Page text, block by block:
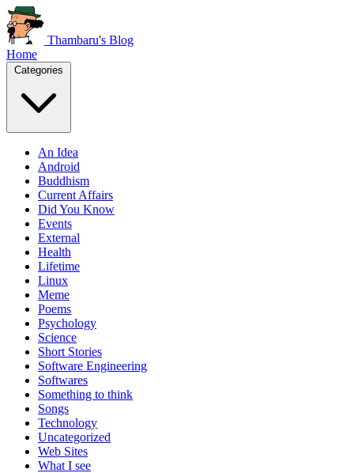
Thambaru's Blog
Home
An Idea
Android
Buddhism
Current Affairs
Did You Know
Events
External
Health
Lifetime
Linux
Meme
Poems
Psychology
Science
Short Stories
Software Engineering
Softwares
Something to think
Songs
Technology
Uncategorized
Web Sites
What I see